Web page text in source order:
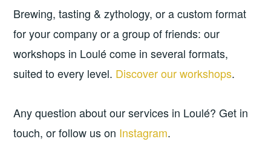
Brewing, tasting & zythology, or a custom format
for your company or a group of friends: our
workshops in Loulé come in several formats,
suited to every level. Discover our workshops.
Any question about our services in Loulé? Get in
touch, or follow us on Instagram.